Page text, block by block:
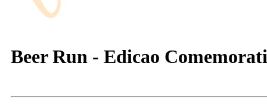
Beer Run - Edicao